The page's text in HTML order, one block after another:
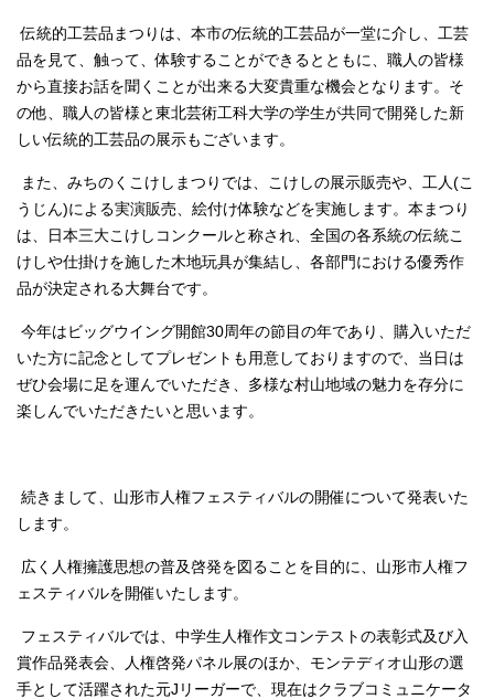
伝統的工芸品まつりは、本市の伝統的工芸品が一堂に介し、工芸
品を見て、触って、体験することができるとともに、職人の皆様
から直接お話を聞くことが出来る大変貴重な機会となります。そ
の他、職人の皆様と東北芸術工科大学の学生が共同で開発した新
しい伝統的工芸品の展示もございます。
また、みちのくこけしまつりでは、こけしの展示販売や、工人(こ
うじん)による実演販売、絵付け体験などを実施します。本まつり
は、日本三大こけしコンクールと称され、全国の各系統の伝統こ
けしや仕掛けを施した木地玩具が集結し、各部門における優秀作
品が決定される大舞台です。
今年はビッグウイング開館30周年の節目の年であり、購入いただ
いた方に記念としてプレゼントも用意しておりますので、当日は
ぜひ会場に足を運んでいただき、多様な村山地域の魅力を存分に
楽しんでいただきたいと思います。
続きまして、山形市人権フェスティバルの開催について発表いた
します。
広く人権擁護思想の普及啓発を図ることを目的に、山形市人権フ
ェスティバルを開催いたします。
フェスティバルでは、中学生人権作文コンテストの表彰式及び入
賞作品発表会、人権啓発パネル展のほか、モンテディオ山形の選
手として活躍された元Jリーガーで、現在はクラブコミュニケータ